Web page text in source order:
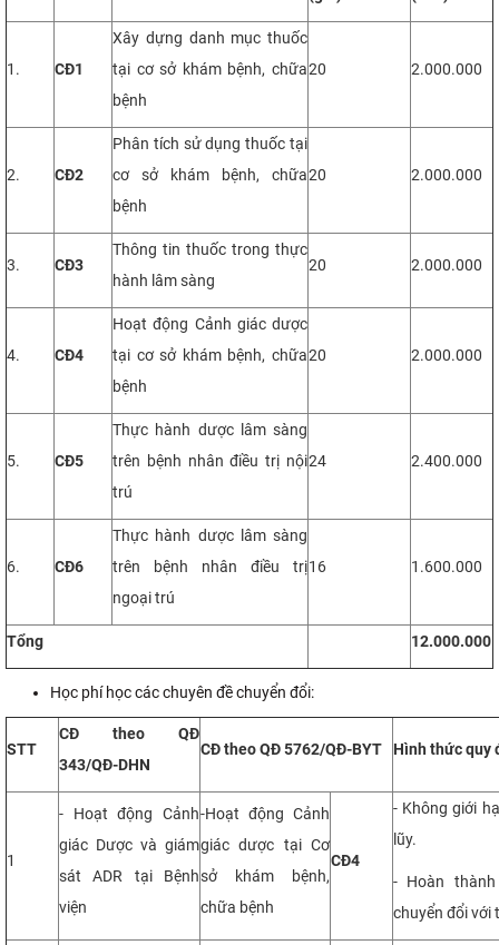
1. CĐ1
Xây dựng danh mục thuốc
tại cơ sở khám bệnh, chữa
bệnh
20 2.000.000
2. CĐ2
Phân tích sử dụng thuốc tại
cơ sở khám bệnh, chữa
bệnh
20 2.000.000
3. CĐ3
Thông tin thuốc trong thực
hành lâm sàng
20 2.000.000
4. CĐ4
Hoạt động Cảnh giác dược
tại cơ sở khám bệnh, chữa
bệnh
20 2.000.000
5. CĐ5
Thực hành dược lâm sàng
trên bệnh nhân điều trị nội
trú
24 2.400.000
6. CĐ6
Thực hành dược lâm sàng
trên bệnh nhân điều trị
ngoại trú
16 1.600.000
Tổng 12.000.000
Học phí học các chuyên đề chuyển đổi:
STT
CĐ theo QĐ
343/QĐ-DHN
CĐ theo QĐ 5762/QĐ-BYT Hình thức quy
1
- Hoạt động Cảnh
giác Dược và giám
sát ADR tại Bệnh
viện
-Hoạt động Cảnh
giác dược tại Cơ
sở khám bệnh,
chữa bệnh
CĐ4
- Không giới
lũy.
- Hoàn
chuyển đổi với